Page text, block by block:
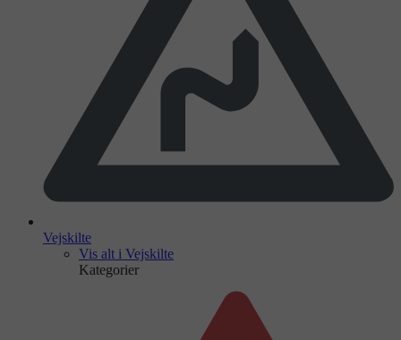
Vejskilte
Vis alt i Vejskilte
Kategorier